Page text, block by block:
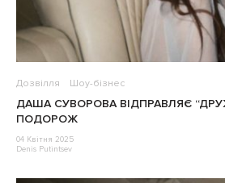
Дозвілля Шоу-бізнес
ДАША СУВОРОВА ВІДПРАВЛЯЄ
ПОДОРОЖ
04 Квітня 2025
Denis Putintsev